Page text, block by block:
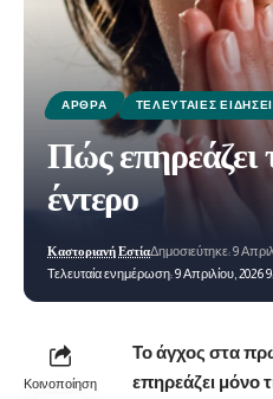
ΆΡΘΡΑ ΤΕΛΕΥΤΑΊΕΣ
Πώς επηρεάζει
έντερο
Τελευταία ενημέρωση: 9 Απριλίου, 2026
Καστοριανή ΕστίαΔημοσιεύτηκε: 9
Κοινοποίηση
Το άγχος στα
επηρεάζει μόνο